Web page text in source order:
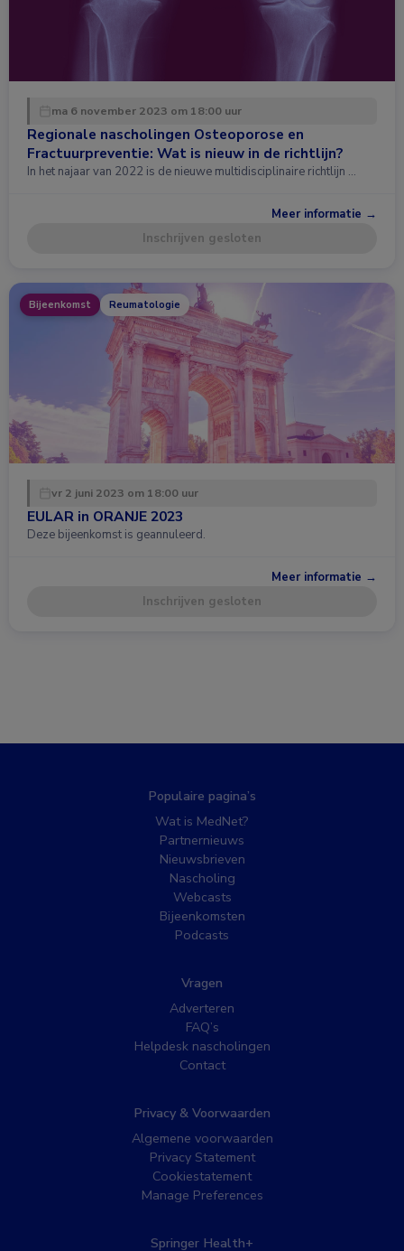
ma 6 november 2023 om 18:00 uur
Regionale nascholingen Osteoporose en
Fractuurpreventie: Wat is nieuw in de richtlijn?
In het najaar van 2022 is de nieuwe multidisciplinaire richtlijn …
Meer informatie →
Inschrijven gesloten
Bijeenkomst Reumatologie
vr 2 juni 2023 om 18:00 uur
EULAR in ORANJE 2023
Deze bijeenkomst is geannuleerd.
Meer informatie →
Inschrijven gesloten
Populaire pagina’s
Wat is MedNet?
Partnernieuws
Nieuwsbrieven
Nascholing
Webcasts
Bijeenkomsten
Podcasts
Vragen
Adverteren
FAQ’s
Helpdesk nascholingen
Contact
Privacy & Voorwaarden
Algemene voorwaarden
Privacy Statement
Cookiestatement
Manage Preferences
Springer Health+